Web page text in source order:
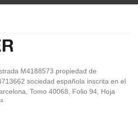
M4188573 propiedad de
sociedad española inscrita en el
Tomo 40068, Folio 94, Hoja